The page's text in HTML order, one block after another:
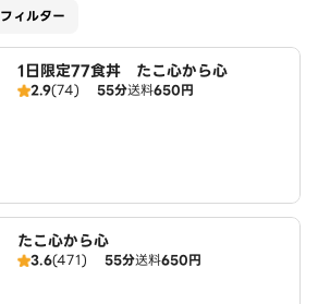
フィルター
1日限定77食丼 たこ心から心
2.9(74) 55分送料650円
たこ心から心
3.6(471) 55分送料650円